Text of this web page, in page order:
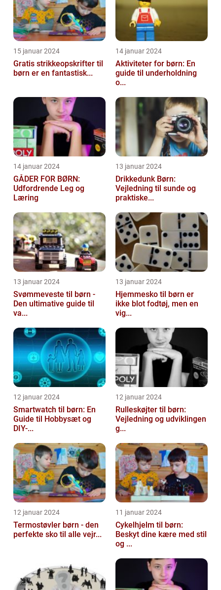
15 januar 2024
Gratis strikkeopskrifter til
børn er en fantastisk...
14 januar 2024
Aktiviteter for børn: En
guide til underholdning
o...
14 januar 2024
GÅDER FOR BØRN:
Udfordrende Leg og
Læring
13 januar 2024
Drikkedunk Børn:
Vejledning til sunde og
praktiske...
13 januar 2024
Svømmeveste til børn -
Den ultimative guide til
va...
13 januar 2024
Hjemmesko til børn er
ikke blot fodtøj, men en
vig...
12 januar 2024
Smartwatch til børn: En
Guide til Hobbysæt og
DIY-...
12 januar 2024
Rulleskøjter til børn:
Vejledning og udviklingen
g...
12 januar 2024
Termostøvler børn - den
perfekte sko til alle vejr...
11 januar 2024
Cykelhjelm til børn:
Beskyt dine kære med stil
og ...